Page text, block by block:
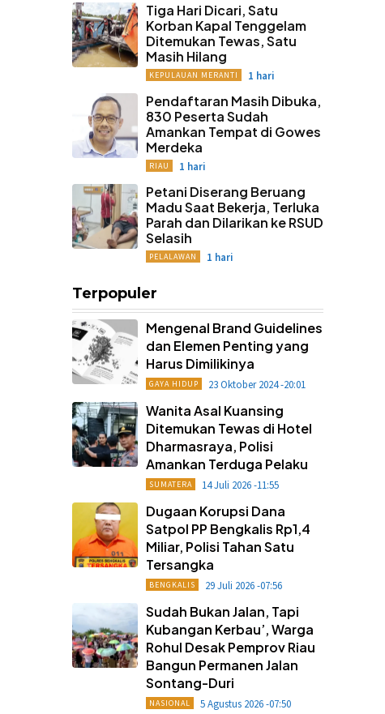
Tiga Hari Dicari, Satu
Korban Kapal Tenggelam
Ditemukan Tewas, Satu
Masih Hilang
KEPULAUAN MERANTI 1 hari
Pendaftaran Masih Dibuka,
830 Peserta Sudah
Amankan Tempat di Gowes
Merdeka
RIAU 1 hari
Petani Diserang Beruang
Madu Saat Bekerja, Terluka
Parah dan Dilarikan ke RSUD
Selasih
PELALAWAN 1 hari
Terpopuler
Mengenal Brand Guidelines
dan Elemen Penting yang
Harus Dimilikinya
GAYA HIDUP 23 Oktober 2024 -20:01
Wanita Asal Kuansing
Ditemukan Tewas di Hotel
Dharmasraya, Polisi
Amankan Terduga Pelaku
SUMATERA 14 Juli 2026 -11:55
Dugaan Korupsi Dana
Satpol PP Bengkalis Rp1,4
Miliar, Polisi Tahan Satu
Tersangka
BENGKALIS 29 Juli 2026 -07:56
Sudah Bukan Jalan, Tapi
Kubangan Kerbau’, Warga
Rohul Desak Pemprov Riau
Bangun Permanen Jalan
Sontang-Duri
NASIONAL 5 Agustus 2026 -07:50